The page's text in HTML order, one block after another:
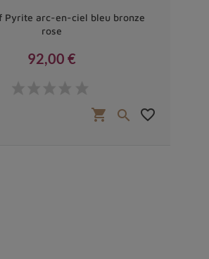
Pyrite arc-en-ciel bleu bronze
rose
92,00 €
shopping_cart  favorite_border